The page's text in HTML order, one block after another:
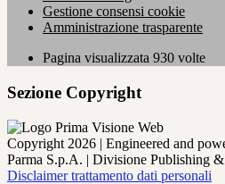
Gestione consensi cookie
Amministrazione trasparente
Pagina visualizzata 930 volte
Sezione Copyright
Copyright 2026 | Engineered and
Parma S.p.A. | Divisione Publishing
Disclaimer trattamento dati personali